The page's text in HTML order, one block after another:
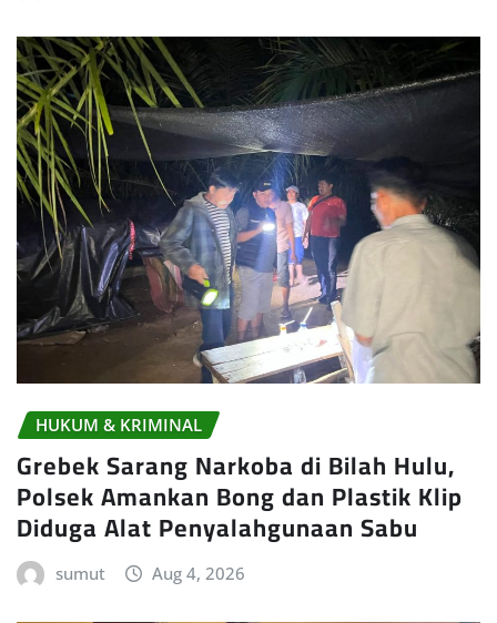
HUKUM & KRIMINAL
Grebek Sarang Narkoba di Bilah Hulu,
Polsek Amankan Bong dan Plastik Klip
Diduga Alat Penyalahgunaan Sabu
sumut Aug 4, 2026